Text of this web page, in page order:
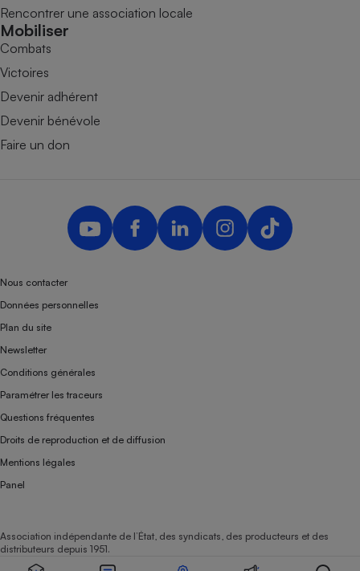
Rencontrer une association locale
Mobiliser
Combats
Victoires
Devenir adhérent
Devenir bénévole
Faire un don
Nous contacter
Données personnelles
Plan du site
Newsletter
Conditions générales
Paramétrer les traceurs
Questions fréquentes
Droits de reproduction et de diffusion
Mentions légales
Panel
Association indépendante de l’État, des syndicats, des producteurs et des
distributeurs depuis 1951.